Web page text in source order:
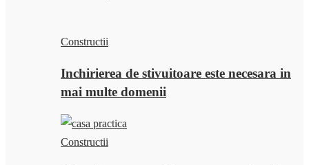
Constructii
Inchirierea de stivuitoare este necesara in
mai multe domenii
Constructii